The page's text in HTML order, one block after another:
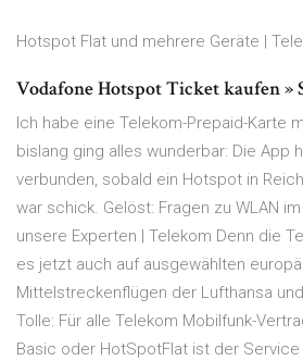
Hotspot Flat und mehrere Geräte |
Vodafone Hotspot Ticket kaufen »
Ich habe eine Telekom-Prepaid-Karte
bislang ging alles wunderbar: Die App
verbunden, sobald ein Hotspot in
war schick. Gelöst: Fragen zu WLAN
unsere Experten | Telekom Denn die
es jetzt auch auf ausgewählten
Mittelstreckenflügen der Lufthansa
Tolle: Für alle Telekom Mobilfunk-
Basic oder HotSpotFlat ist der